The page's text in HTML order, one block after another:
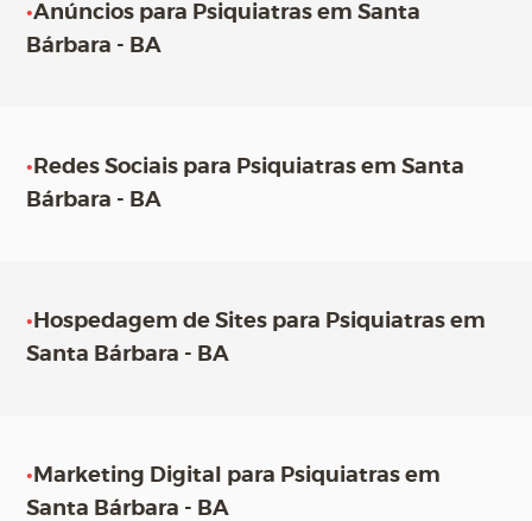
•Anúncios para Psiquiatras em Santa
Bárbara - BA
• Redes Sociais para Psiquiatras em Santa
Bárbara - BA
• Hospedagem de Sites para Psiquiatras em
Santa Bárbara - BA
• Marketing Digital para Psiquiatras em
Santa Bárbara - BA